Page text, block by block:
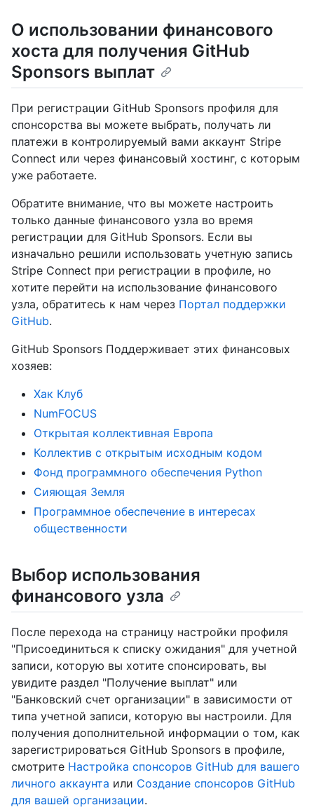
О использовании финансового
хоста для получения GitHub
Sponsors выплат
При регистрации GitHub Sponsors профиля для
спонсорства вы можете выбрать, получать ли
платежи в контролируемый вами аккаунт Stripe
Connect или через финансовый хостинг, с которым
уже работаете.
Обратите внимание, что вы можете настроить
только данные финансового узла во время
регистрации для GitHub Sponsors. Если вы
изначально решили использовать учетную запись
Stripe Connect при регистрации в профиле, но
хотите перейти на использование финансового
узла, обратитесь к нам через Портал поддержки
GitHub.
GitHub Sponsors Поддерживает этих финансовых
хозяев:
Хак Клуб
NumFOCUS
Открытая коллективная Европа
Коллектив с открытым исходным кодом
Фонд программного обеспечения Python
Сияющая Земля
Программное обеспечение в интересах
общественности
Выбор использования
финансового узла
После перехода на страницу настройки профиля
"Присоединиться к списку ожидания" для учетной
записи, которую вы хотите спонсировать, вы
увидите раздел "Получение выплат" или
"Банковский счет организации" в зависимости от
типа учетной записи, которую вы настроили. Для
получения дополнительной информации о том, как
зарегистрироваться GitHub Sponsors в профиле,
смотрите Настройка спонсоров GitHub для вашего
личного аккаунта или Создание спонсоров GitHub
для вашей организации.